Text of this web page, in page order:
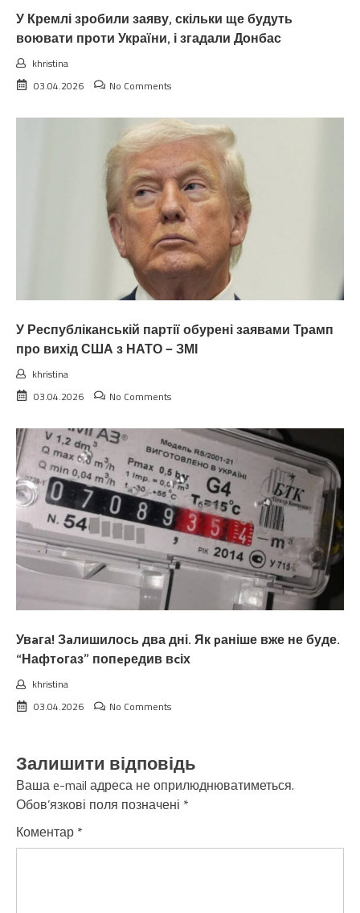
У Кремлі зробили заяву, скільки ще будуть
воювати проти України, і згадали Донбас
khristina
03.04.2026
No Comments
У Республіканській партії обурені заявами Трамп
про вихід США з НАТО — ЗМІ
khristina
03.04.2026
No Comments
Увaга! Зaлишилось два дні. Як pаніше вже не буде.
“Нафтoгаз” попepедив вcіх
khristina
03.04.2026
No Comments
Залишити відповідь
Ваша e-mail адреса не оприлюднюватиметься.
Обов’язкові поля позначені *
Коментар *